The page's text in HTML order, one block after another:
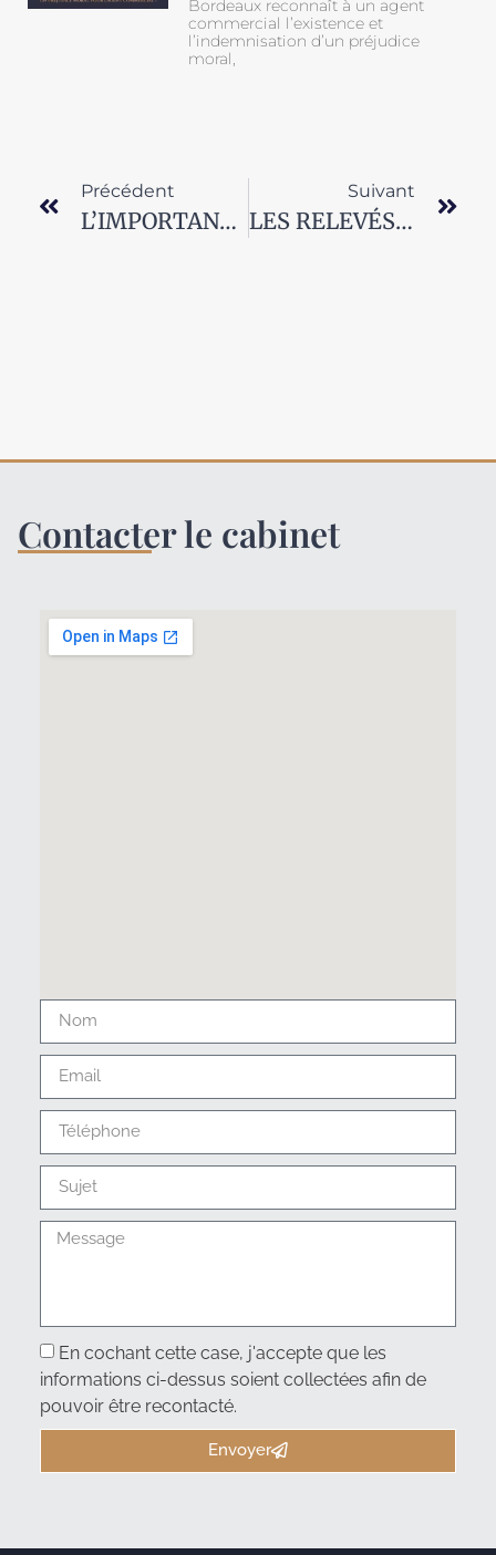
Bordeaux reconnaît à un agent
commercial l’existence et
l’indemnisation d’un préjudice
moral,
Précédent
L’IMPORTANCE DU SECTEUR GÉOGRAPHIQUE DE L’AGENT COMMERCIAL
Suivant
LES RELEVÉS DE COMMISSIONS ET L’AGENT COMMERCIAL
Contacter le cabinet
En cochant cette case, j'accepte que les
informations ci-dessus soient collectées afin de
pouvoir être recontacté.
Envoyer